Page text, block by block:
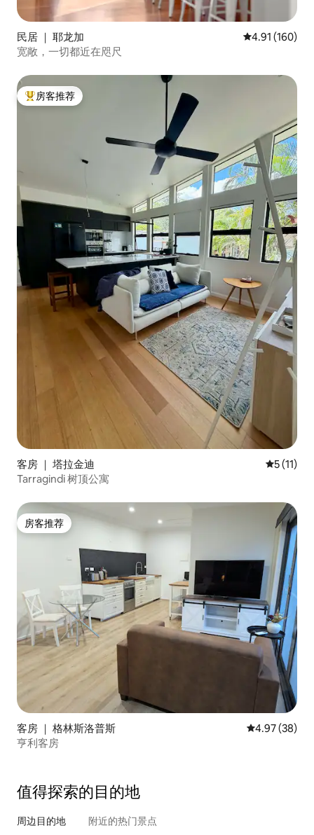
民居 ｜ 耶龙加 平均评分 4.91
4.91 (160)
宽敞，一切都近在咫尺
热门「房客推荐」
房客推荐
客房 ｜ 塔拉金迪 平均评分
5 (11)
Tarragindi 树顶公寓
房客推荐
房客推荐
客房 ｜ 格林斯洛普斯 平均评分
4.97 (38)
亨利客房
值得探索的目的地
周边目的地 附近的热门景点